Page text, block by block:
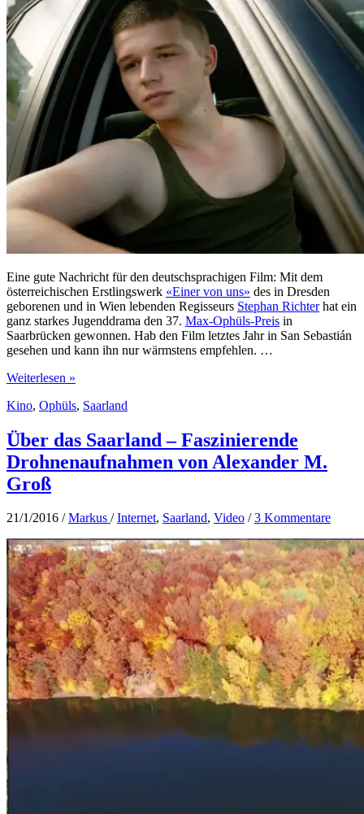
Eine gute Nachricht für den deutschsprachigen Film: Mit dem
österreichischen Erstlingswerk «Einer von uns» des in Dresden
geborenen und in Wien lebenden Regisseurs Stephan Richterhat ein
ganz starkes Jugenddrama den 37. Max-Ophüls-Preis in
Saarbrücken gewonnen. Hab den Film letztes Jahr in San Sebastián
gesehen und kann ihn nur wärmstens empfehlen. …
«Einer
uns»
Stephan
Richter
–
Sehr
starker
Ophüls-
Gewinner
2016
Weiterlesen »
Kino, Ophüls, Saarland
Über das Saarland – Faszinierende
Drohnenaufnahmen von Alexander M.
Groß
21/1/2016 /Markus /Internet, Saarland, Video /3 Kommentare